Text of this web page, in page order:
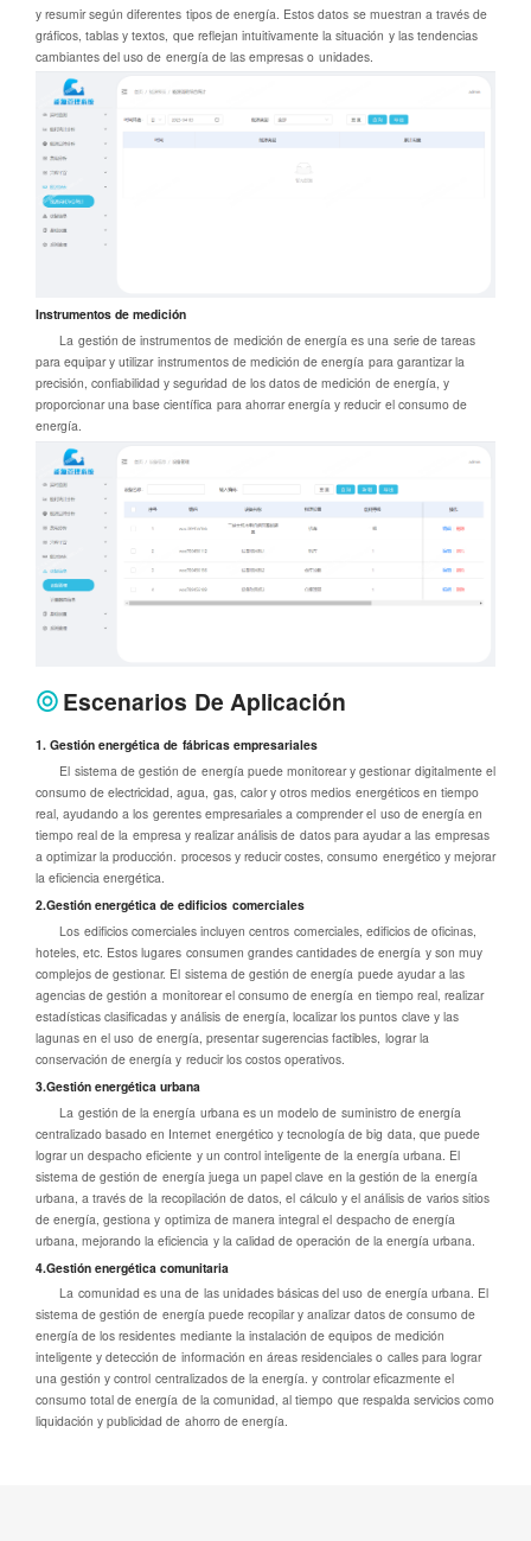
y resumir según diferentes tipos de energía. Estos datos se muestran a través de
gráficos, tablas y textos, que reflejan intuitivamente la situación y las tendencias
cambiantes del uso de energía de las empresas o unidades.
Instrumentos de medición
La gestión de instrumentos de medición de energía es una serie de tareas
para equipar y utilizar instrumentos de medición de energía para garantizar la
precisión, confiabilidad y seguridad de los datos de medición de energía, y
proporcionar una base científica para ahorrar energía y reducir el consumo de
energía.
Escenarios De Aplicación
1. Gestión energética de fábricas empresariales
El sistema de gestión de energía puede monitorear y gestionar digitalmente el
consumo de electricidad, agua, gas, calor y otros medios energéticos en tiempo
real, ayudando a los gerentes empresariales a comprender el uso de energía en
tiempo real de la empresa y realizar análisis de datos para ayudar a las empresas
a optimizar la producción. procesos y reducir costes, consumo energético y mejorar
la eficiencia energética.
2.Gestión energética de edificios comerciales
Los edificios comerciales incluyen centros comerciales, edificios de oficinas,
hoteles, etc. Estos lugares consumen grandes cantidades de energía y son muy
complejos de gestionar. El sistema de gestión de energía puede ayudar a las
agencias de gestión a monitorear el consumo de energía en tiempo real, realizar
estadísticas clasificadas y análisis de energía, localizar los puntos clave y las
lagunas en el uso de energía, presentar sugerencias factibles, lograr la
conservación de energía y reducir los costos operativos.
3.Gestión energética urbana
La gestión de la energía urbana es un modelo de suministro de energía
centralizado basado en Internet energético y tecnología de big data, que puede
lograr un despacho eficiente y un control inteligente de la energía urbana. El
sistema de gestión de energía juega un papel clave en la gestión de la energía
urbana, a través de la recopilación de datos, el cálculo y el análisis de varios sitios
de energía, gestiona y optimiza de manera integral el despacho de energía
urbana, mejorando la eficiencia y la calidad de operación de la energía urbana.
4.Gestión energética comunitaria
La comunidad es una de las unidades básicas del uso de energía urbana. El
sistema de gestión de energía puede recopilar y analizar datos de consumo de
energía de los residentes mediante la instalación de equipos de medición
inteligente y detección de información en áreas residenciales o calles para lograr
una gestión y control centralizados de la energía. y controlar eficazmente el
consumo total de energía de la comunidad, al tiempo que respalda servicios como
liquidación y publicidad de ahorro de energía.